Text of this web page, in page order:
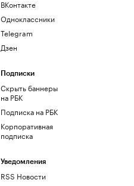
ВКонтакте
Одноклассники
Telegram
Дзен
Подписки
Скрыть баннеры
на РБК
Подписка на РБК
Корпоративная
подписка
Уведомления
RSS Новости